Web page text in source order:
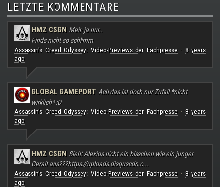
LETZTE KOMMENTARE
HMZ CSGN Mein ja nur..
Finds nicht so schlimm
Assassin's Creed Odyssey: Video-Previews der Fachpresse· 8 years
ago
GLOBAL GAMEPORT Ach das ist doch nur Zufall *nicht
wirklich* :D
Assassin's Creed Odyssey: Video-Previews der Fachpresse· 8 years
ago
HMZ CSGN Sieht Alexios nicht ein bisschen wie ein junger
Geralt aus???https://uploads.disquscdn.c...
Assassin's Creed Odyssey: Video-Previews der Fachpresse· 8 years
ago